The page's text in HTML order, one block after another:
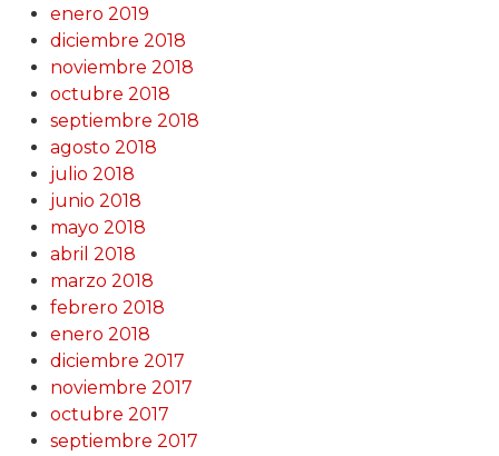
enero 2019
diciembre 2018
noviembre 2018
octubre 2018
septiembre 2018
agosto 2018
julio 2018
junio 2018
mayo 2018
abril 2018
marzo 2018
febrero 2018
enero 2018
diciembre 2017
noviembre 2017
octubre 2017
septiembre 2017